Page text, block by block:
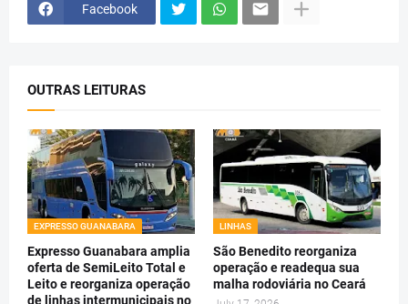
Facebook
OUTRAS LEITURAS
EXPRESSO GUANABARA
Expresso Guanabara amplia
oferta de SemiLeito Total e
Leito e reorganiza operação
de linhas intermunicipais no
LINHAS
São Benedito reorganiza
operação e readequa sua
malha rodoviária no Ceará